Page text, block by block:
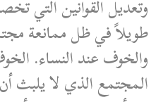
وتعديل القوانين التي
طويلاً في ظل ممانعة
والخوف عند النساء.
المجتمع الذي لا يلبث أن